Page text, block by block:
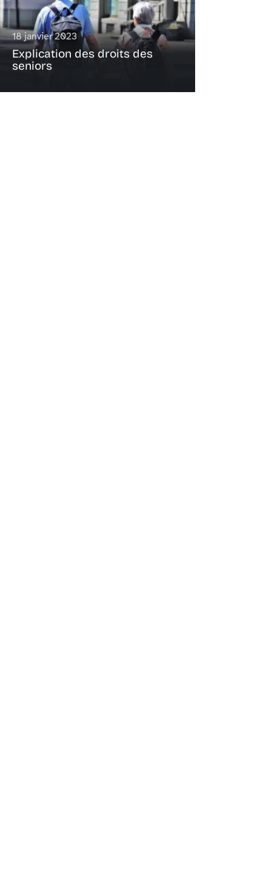
18 janvier 2023
Explication des droits des
seniors